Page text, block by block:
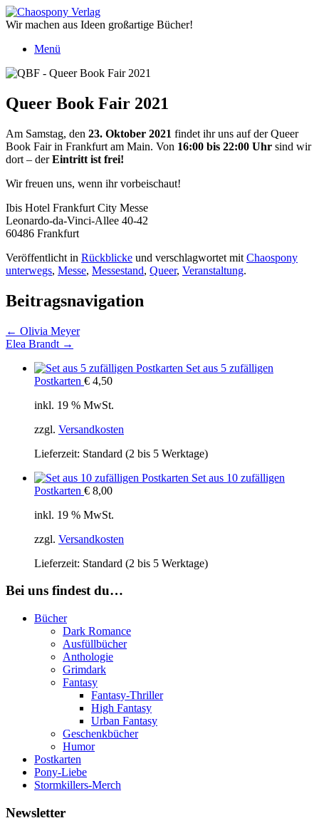
Zum
Inhalt
Wir machen aus Ideen großartige Bücher!
Menü
Queer Book Fair 2021
Am Samstag, den 23. Oktober 2021 findet ihr uns auf der Queer
Book Fair in Frankfurt am Main. Von 16:00 bis 22:00 Uhr sind wir
dort – derEintritt ist frei!
Wir freuen uns, wenn ihr vorbeischaut!
Ibis Hotel Frankfurt City Messe
Leonardo-da-Vinci-Allee 40-42
60486 Frankfurt
Veröffentlicht in Rückblicke und verschlagwortet mit Chaospony
unterwegs, Messe, Messestand, Queer, Veranstaltung.
Beitragsnavigation
← Olivia Meyer
Elea Brandt →
Set aus 5 zufälligen
Postkarten € 4,50
inkl. 19 % MwSt.
zzgl. Versandkosten
Lieferzeit: Standard (2 bis 5 Werktage)
Set aus 10 zufälligen
Postkarten € 8,00
inkl. 19 % MwSt.
zzgl. Versandkosten
Lieferzeit: Standard (2 bis 5 Werktage)
Bei uns findest du…
Bücher
Dark Romance
Ausfüllbücher
Anthologie
Grimdark
Fantasy
Fantasy-Thriller
High Fantasy
Urban Fantasy
Geschenkbücher
Humor
Postkarten
Pony-Liebe
Stormkillers-Merch
Newsletter